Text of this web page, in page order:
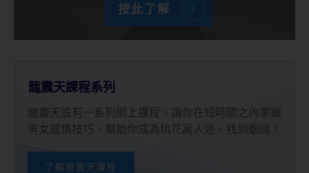
按此了解
龍震天課程系列
龍震天設有一系列網上課程，讓你在短時間之內掌握
男女感情技巧，幫助你成為桃花萬人迷，找到姻緣！
了解龍震天課程